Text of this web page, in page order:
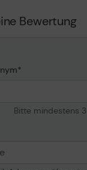
Bewertung
Bitte mindestens